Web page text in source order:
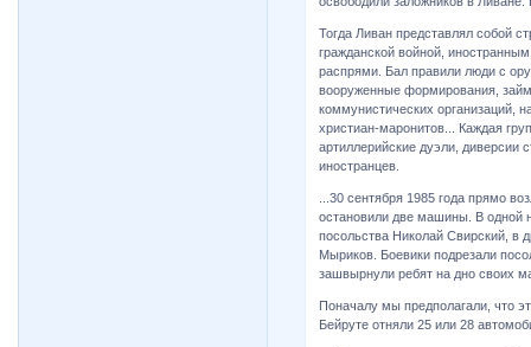
Тогда Ливан представлял собой
гражданской войной,
распрями. Бал правили люди с
вооруженные формирования,
коммунистических организаций,
христиан-маронитов... Каждая
артиллерийские дуэли,
иностранцев.
...30 сентября 1985 года прямо
остановили две машины. В одной
посольства Николай Свирский, в
Мыриков. Боевики подрезали
зашвырнули ребят на дно своих
Поначалу мы предполагали, что
Бейруте отняли 25 или 28